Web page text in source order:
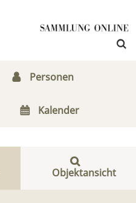
Personen
Kalender
Objektansicht